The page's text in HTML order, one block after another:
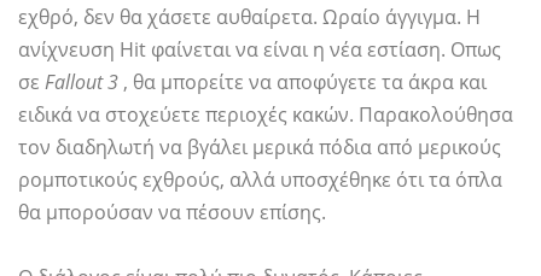
εχθρό, δεν θα χάσετε αυθαίρετα. Ωραίο άγγιγμα. Η
ανίχνευση Hit φαίνεται να είναι η νέα εστίαση. Οπως
σε Fallout 3 , θα μπορείτε να αποφύγετε τα άκρα και
ειδικά να στοχεύετε περιοχές κακών. Παρακολούθησα
τον διαδηλωτή να βγάλει μερικά πόδια από μερικούς
ρομποτικούς εχθρούς, αλλά υποσχέθηκε ότι τα όπλα
θα μπορούσαν να πέσουν επίσης.